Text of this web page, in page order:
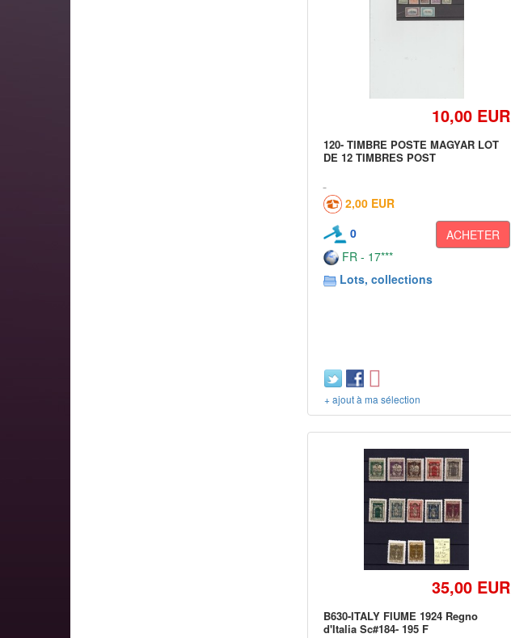
10,00 EUR
120- TIMBRE POSTE MAGYAR LOT
DE 12 TIMBRES POST
2,00 EUR
0
ACHETER
FR - 17***
Lots, collections
+ ajout à ma sélection
35,00 EUR
B630-ITALY FIUME 1924 Regno
d'Italia Sc#184- 195 F